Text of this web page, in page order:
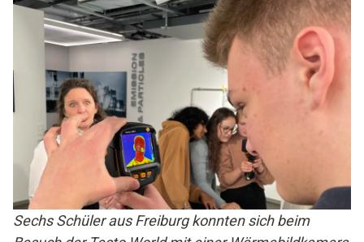
Sechs Schüler aus Freiburg konnten sich beim